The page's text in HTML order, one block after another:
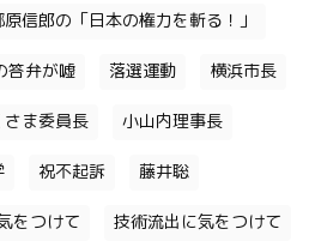
原信郎の「日本の権力を斬る！」
答弁が嘘 落選運動 横浜市長
さま委員長 小山内理事長
祝不起訴 藤井聡
をつけて 技術流出に気をつけて